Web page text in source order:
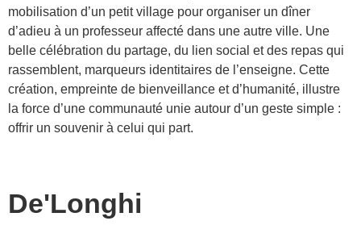
mobilisation d’un petit village pour organiser un dîner
d’adieu à un professeur affecté dans une autre ville. Une
belle célébration du partage, du lien social et des repas qui
rassemblent, marqueurs identitaires de l’enseigne. Cette
création, empreinte de bienveillance et d’humanité, illustre
la force d’une communauté unie autour d’un geste simple :
offrir un souvenir à celui qui part.
De'Longhi